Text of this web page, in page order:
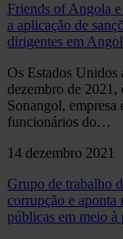
Friends of Angola
a aplicação de
dirigentes em
Os Estados Unidos
dezembro de 2021,
Sonangol, empresa
funcionários do…
14 dezembro 2021
Grupo de trabalho
corrupção e aponta
públicas em meio